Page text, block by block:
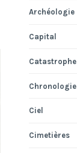
Archéologie
Capital
Catastrophe
Ciel
Cimetières